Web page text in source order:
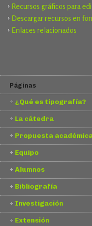
› Recursos gráficos para
› Descargar recursos en
› Enlaces relacionados
Páginas
¿Qué es tipografía?
La cátedra
Propuesta
Equipo
Alumnos
Bibliografía
Investigación
Extensión